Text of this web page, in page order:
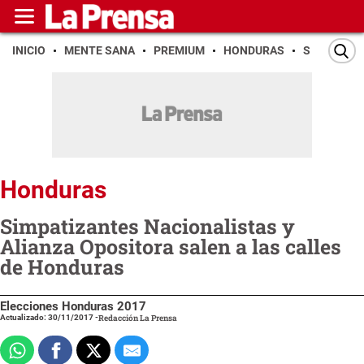
INICIO MENTE SANA PREMIUM HONDURAS SAN PEDRO
Honduras
Simpatizantes Nacionalistas y
Alianza Opositora salen a las calles
de Honduras
Elecciones Honduras 2017
Actualizado: 30/11/2017-Redacción La Prensa